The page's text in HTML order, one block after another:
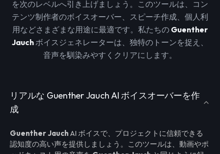
を次のレベルへ引き上げましょう。このツールは、コン
テンツ制作者のボイスオーバー、スピーチ作成、個人利
用などさまざまな用途に最適です。私たちの Guenther
Jauchボイスジェネレーターは、独特のトーンを捉え、
音声を馴染みやすくクリアにします。
リアルな Guenther Jauch AI ボイスオーバーを作
成
Guenther Jauch AI ボイスで、プロジェクトに信頼できる
認知度の高い声を提供しましょう。このツールは、動画やポ